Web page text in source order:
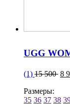
UGG
(1) 15 500 8
Размеры:
35 36 37 38